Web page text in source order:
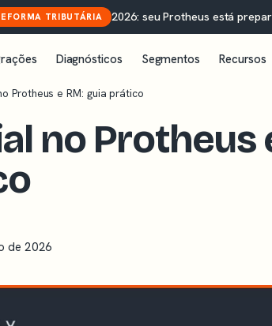
TRIBUTÁRIA 2026: seu Protheus está
Diagnósticos Segmentos Recursos
Protheus e RM: guia prático
no Protheus
de 2026